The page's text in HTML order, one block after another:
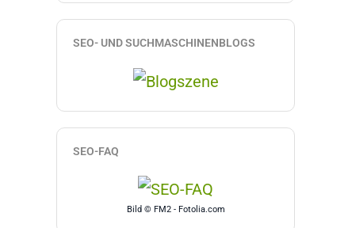
SEO- UND SUCHMASCHINENBLOGS
SEO-FAQ
Bild © FM2 - Fotolia.com